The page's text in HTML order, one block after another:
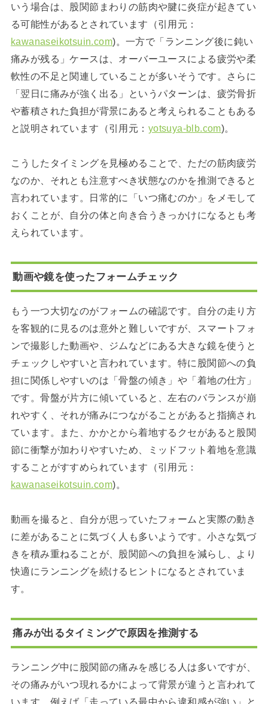
いう場合は、股関節まわりの筋肉や腱に炎症が起きてい
る可能性があるとされています（引用元：
kawanaseikotsuin.com)。一方で「ランニング後に鈍い
痛みが残る」ケースは、オーバーユースによる疲労や柔
軟性の不足と関連していることが多いそうです。さらに
「翌日に痛みが強く出る」というパターンは、疲労骨折
や蓄積された負担が背景にあると考えられることもある
と説明されています（引用元： yotsuya-blb.com)。
こうしたタイミングを見極めることで、ただの筋肉疲労
なのか、それとも注意すべき状態なのかを推測できると
言われています。日常的に「いつ痛むのか」をメモして
おくことが、自分の体と向き合うきっかけになるとも考
えられています。
動画や鏡を使ったフォームチェック
もう一つ大切なのがフォームの確認です。自分の走り方
を客観的に見るのは意外と難しいですが、スマートフォ
ンで撮影した動画や、ジムなどにある大きな鏡を使うと
チェックしやすいと言われています。特に股関節への負
担に関係しやすいのは「骨盤の傾き」や「着地の仕方」
です。骨盤が片方に傾いていると、左右のバランスが崩
れやすく、それが痛みにつながることがあると指摘され
ています。また、かかとから着地するクセがあると股関
節に衝撃が加わりやすいため、ミッドフット着地を意識
することがすすめられています（引用元：
kawanaseikotsuin.com)。
動画を撮ると、自分が思っていたフォームと実際の動き
に差があることに気づく人も多いようです。小さな気づ
きを積み重ねることが、股関節への負担を減らし、より
快適にランニングを続けるヒントになるとされていま
す。
痛みが出るタイミングで原因を推測する
ランニング中に股関節の痛みを感じる人は多いですが、
その痛みがいつ現れるかによって背景が違うと言われて
います。例えば「走っている最中から違和感が強い」と